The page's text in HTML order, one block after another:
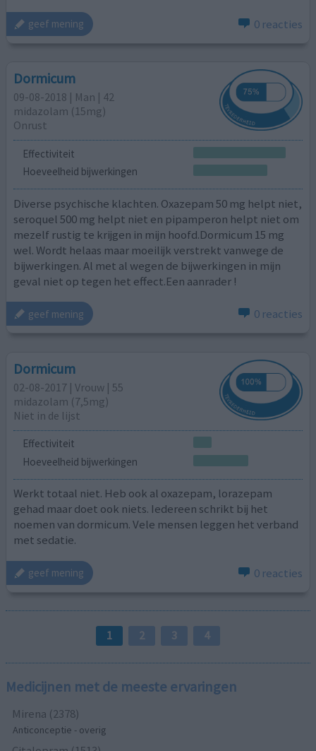
geef mening 0 reacties
Dormicum
09-08-2018 | Man | 42
midazolam (15mg)
Onrust
Effectiviteit
Hoeveelheid bijwerkingen
Diverse psychische klachten. Oxazepam 50 mg helpt niet,
seroquel 500 mg helpt niet en pipamperon helpt niet om
mezelf rustig te krijgen in mijn hoofd.Dormicum 15 mg
wel. Wordt helaas maar moeilijk verstrekt vanwege de
bijwerkingen. Al met al wegen de bijwerkingen in mijn
geval niet op tegen het effect.Een aanrader !
geef mening 0 reacties
Dormicum
02-08-2017 | Vrouw | 55
midazolam (7,5mg)
Niet in de lijst
Effectiviteit
Hoeveelheid bijwerkingen
Werkt totaal niet. Heb ook al oxazepam, lorazepam
gehad maar doet ook niets. Iedereen schrikt bij het
noemen van dormicum. Vele mensen leggen het verband
met sedatie.
geef mening 0 reacties
1 2 3 4
Medicijnen met de meeste ervaringen
Mirena (2378)
Anticonceptie - overig